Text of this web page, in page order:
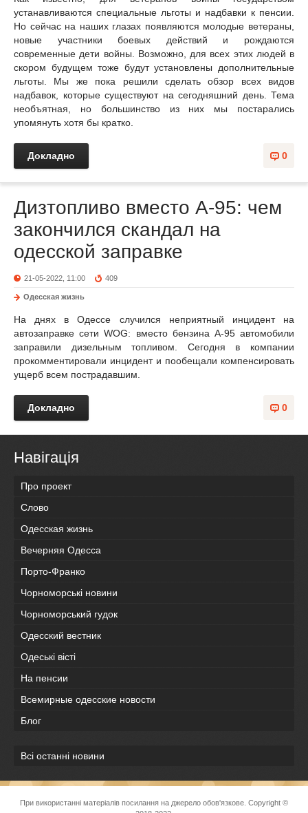
устанавливаются специальные льготы и надбавки к пенсии.
Но сейчас на наших глазах появляются молодые ветераны,
новые участники боевых действий и рождаются
современные дети войны. Возможно, для всех этих людей в
скором будущем тоже будут установлены дополнительные
льготы. Мы же пока решили сделать обзор всех видов
надбавок, которые существуют на сегодняшний день. Тема
необъятная, но большинство из них мы постарались
упомянуть хотя бы кратко.
0
Докладно
Дизтопливо вместо А-95: чем
закончился скандал на
одесской заправке
21-05-2022, 11:00 409
Одесская жизнь
На днях в Одессе случился неприятный инцидент на
автозаправке сети WOG: вместо бензина А-95 автомобили
заправили дизельным топливом. Сегодня в компании
прокомментировали инцидент и пообещали компенсировать
ущерб всем пострадавшим.
0
Докладно
Навігація
Про проект
Слово
Одесская жизнь
Вечерняя Одесса
Порто-Франко
Чорноморські новини
Чорноморський гудок
Одесский вестник
Одеськi вiстi
На пенсии
Всемирные одесские новости
Блог
Всі останні новини
При використанні матеріалів посилання на джерело обов'язкове. Copyright ©